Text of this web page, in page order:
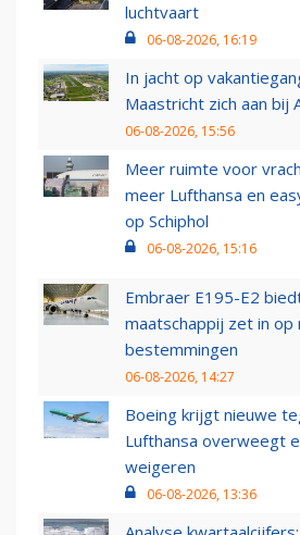
luchtvaart
06-08-2026, 16:19
In jacht op
Maastricht zich aan bij
06-08-2026, 15:56
Meer ruimte voor
meer Lufthansa en
op Schiphol
06-08-2026, 15:16
Embraer E195-E2
maatschappij zet in op
bestemmingen
06-08-2026, 14:27
Boeing krijgt nieuwe
Lufthansa overweegt
weigeren
06-08-2026, 13:36